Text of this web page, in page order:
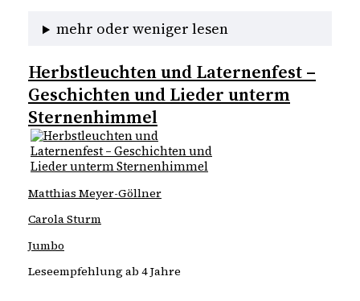
mehr oder weniger lesen
Herbstleuchten und Laternenfest –
Geschichten und Lieder unterm
Sternenhimmel
Matthias Meyer-Göllner
Carola Sturm
Jumbo
Leseempfehlung ab 4 Jahre